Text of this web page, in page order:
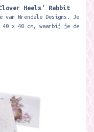
Heels' Rabbit
Wrendale Designs. Je
40 x 40 cm, waarbij je de